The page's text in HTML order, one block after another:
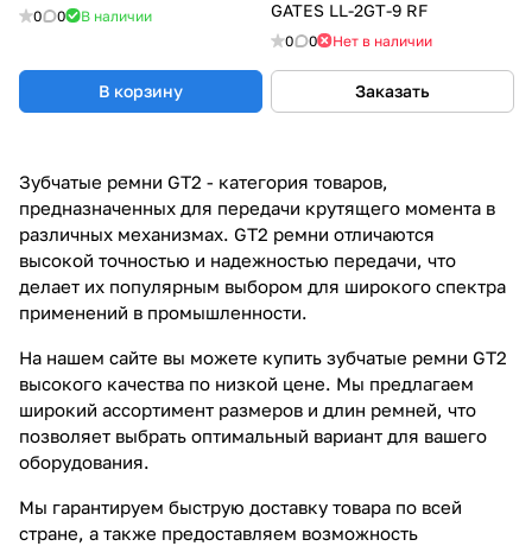
0 0 В наличии
В корзину
GATES LL-2GT-9 RF
0 0 Нет в наличии
Заказать
Зубчатые ремни GT2 - категория товаров,
предназначенных для передачи крутящего момента в
различных механизмах. GT2 ремни отличаются
высокой точностью и надежностью передачи, что
делает их популярным выбором для широкого спектра
применений в промышленности.
На нашем сайте вы можете купить зубчатые ремни GT2
высокого качества по низкой цене. Мы предлагаем
широкий ассортимент размеров и длин ремней, что
позволяет выбрать оптимальный вариант для вашего
оборудования.
Мы гарантируем быструю доставку товара по всей
стране, а также предоставляем возможность